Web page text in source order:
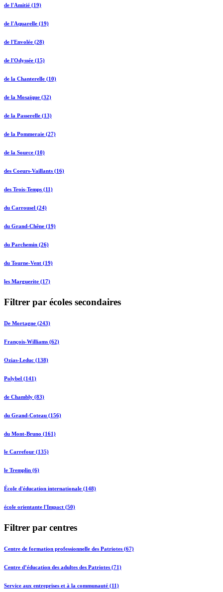
de l'Amitié (19)
de l'Aquarelle (19)
de l'Envolée (28)
de l'Odyssée (15)
de la Chanterelle (10)
de la Mosaïque (32)
de la Passerelle (13)
de la Pommeraie (27)
de la Source (10)
des Coeurs-Vaillants (16)
des Trois-Temps (11)
du Carrousel (24)
du Grand-Chêne (19)
du Parchemin (26)
du Tourne-Vent (19)
les Marguerite (17)
Filtrer par écoles secondaires
De Mortagne (243)
François-Williams (62)
Ozias-Leduc (138)
Polybel (141)
de Chambly (83)
du Grand-Coteau (156)
du Mont-Bruno (161)
le Carrefour (135)
le Tremplin (6)
École d'éducation internationale (148)
école orientante l'Impact (50)
Filtrer par centres
Centre de formation professionnelle des Patriotes (67)
Centre d’éducation des adultes des Patriotes (71)
Service aux entreprises et à la communauté (11)